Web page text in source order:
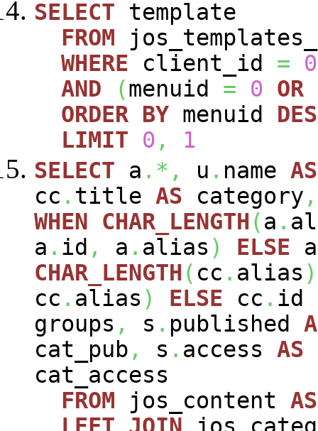
SELECT template
FROM
WHERE client_id =
0
AND
(menuid = 0 OR
ORDER BY menuid
LIMIT
0 ,
1
SELECT a .*, u . name AS
cc . title AS category ,
WHEN
CHAR_LENGTH(a .
a . id , a . alias ) ELSE a
CHAR_LENGTH( cc . alias )
cc . alias ) ELSE cc . id
groups , s . published
cat_pub , s . access AS
cat_access
FROM jos_content AS
LEFT JOIN